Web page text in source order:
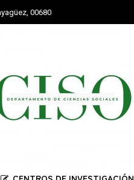
00680
CENTROS DE INVESTIGACIÓN